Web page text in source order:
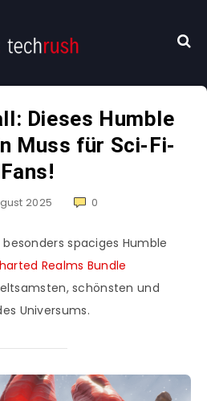
Dieses Humble
Muss für Sci-Fi-
Fans!
2025 0
spaciges Humble
Realms Bundle
schönsten und
Universums.